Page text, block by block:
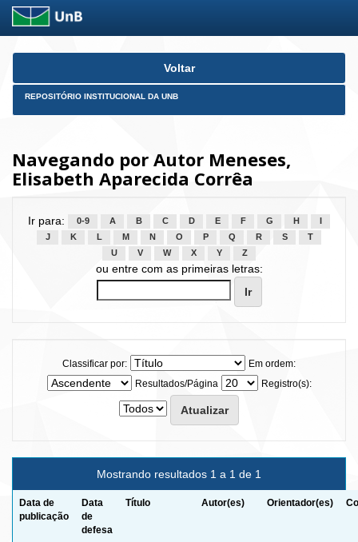
Skip
Voltar
REPOSITÓRIO INSTITUCIONAL DA UNB
Navegando por Autor Meneses,
Elisabeth Aparecida Corrêa
Ir para: 0-9 A B C D E F G H
J
K L M N O P Q R S
T
U
V W X Y Z
ou entre com as primeiras letras:
Classificar por:
Em ordem:
Resultados/Página
Registro(s):
Mostrando resultados 1 a 1 de 1
Data de
publicação
Data
de
defesa
Título Autor(es) Orientador(es)